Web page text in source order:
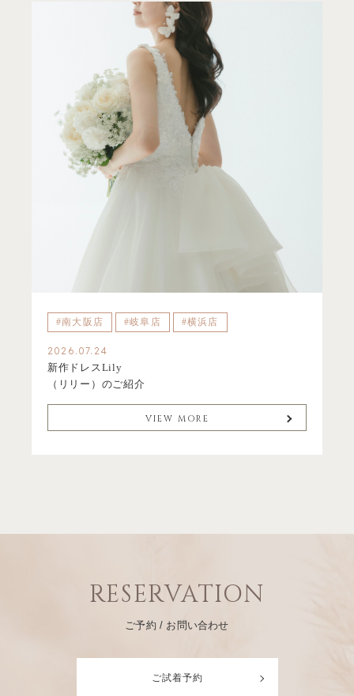
#南大阪店 #岐阜店 #横浜店
2026.07.24
新作ドレスLily
（リリー）のご紹介
VIEW MORE
RESERVATION
ご予約 / お問い合わせ
ご試着予約